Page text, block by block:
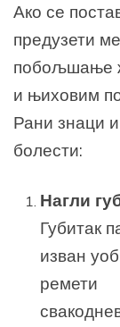
Ако се
предузети
побољшање
и њиховим
Рани знаци
болести:
Нагли
Губитак
изван
ремети